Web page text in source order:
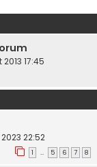
17:45
22:52
1 … 5 6 7 8